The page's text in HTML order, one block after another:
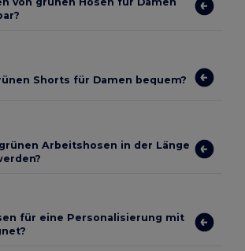
Shorts für Damen bequem?
Arbeitshosen in der Länge
für eine Personalisierung mit